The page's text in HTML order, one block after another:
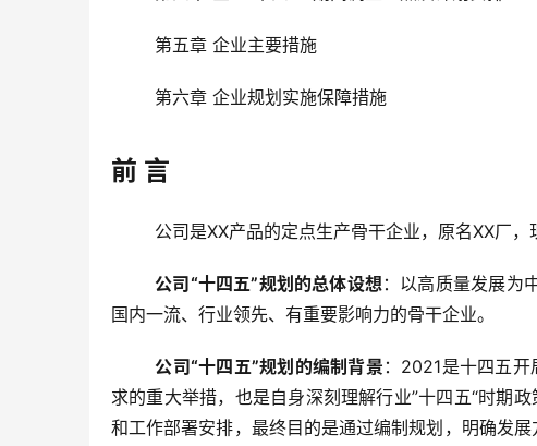
	第五章 企业主要措施
	第六章 企业规划实施保障措施
前 言
公司是XX产品的定点生产骨干企业，原名XX厂，
公司“十四五”规划的总体设想：以高质量发展为
国内一流、行业领先、有重要影响力的骨干企业。
公司“十四五”规划的编制背景 ：2021是十四五
求的重大举措，也是自身深刻理解行业”十四五“时期
和工作部署安排，最终目的是通过编制规划，明确发